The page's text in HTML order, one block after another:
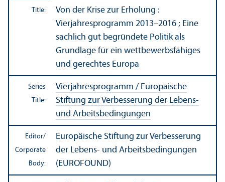
Title:
Von der Krise zur Erholung :
Vierjahresprogramm 2013–2016 ; Eine
sachlich gut begründete Politik als
Grundlage für ein wettbewerbsfähiges
und gerechtes Europa
Series
Title:
Vierjahresprogramm / Europäische
Stiftung zur Verbesserung der Lebens-
und Arbeitsbedingungen
Editor/
Corporate
Body:
Europäische Stiftung zur Verbesserung
der Lebens- und Arbeitsbedingungen
(EUROFOUND)